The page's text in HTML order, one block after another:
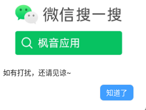
2023年2月20日
如有打扰，还请见谅~
知道了